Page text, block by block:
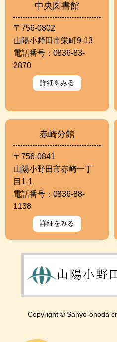
中央図書館
〒756-0802
山陽小野田市栄町9-13
電話番号：0836-83-
2870
詳細をみる
赤崎分館
〒756-0841
山陽小野田市赤崎一丁
目1-1
電話番号：0836-88-
1138
詳細をみる
Copyright © Sanyo-onoda